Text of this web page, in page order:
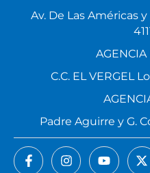
Av. De Las Américas
AGENCIA
C.C. EL VERGEL
Padre Aguirre y G.